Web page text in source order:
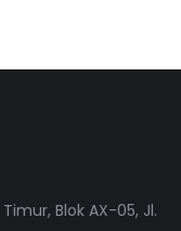
Blok AX-05, Jl.